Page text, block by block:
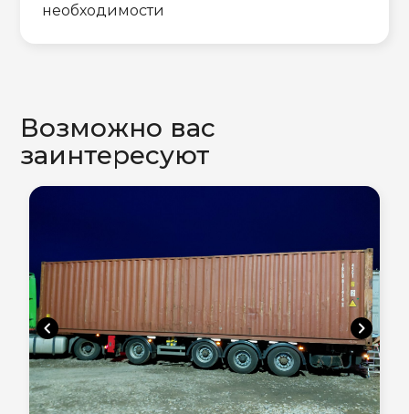
необходимости
Возможно вас
заинтересуют
chevron_left chevron_right